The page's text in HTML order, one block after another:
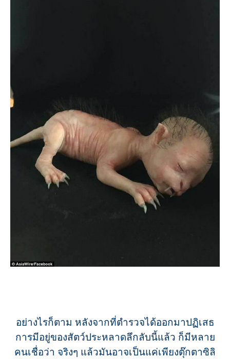
อย่างไรก็ตาม หลังจากที่ตำรวจได้ออกมาปฏิเสธ
การมีอยู่ของสัตว์ประหลาดลึกลับนี้แล้ว ก็มีหลาย
คนเชื่อว่า จริงๆ แล้วมันอาจเป็นแค่เพียงตุ๊กตาซิลิ